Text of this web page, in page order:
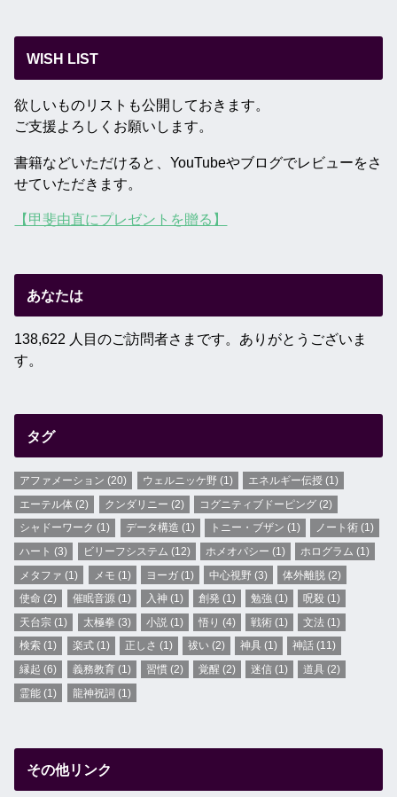
WISH LIST
欲しいものリストも公開しておきます。
ご支援よろしくお願いします。
書籍などいただけると、YouTubeやブログでレビューをさ
せていただきます。
【甲斐由直にプレゼントを贈る】
あなたは
138,622 人目のご訪問者さまです。ありがとうございま
す。
タグ
アファメーション (20) ウェルニッケ野(1) エネルギー伝授(1)
エーテル体 (2) クンダリニー (2) コグニティブドーピング(2)
シャドーワーク (1) データ構造 (1) トニー・ブザン (1) ノート術 (1)
ハート (3) ビリーフシステム (12) ホメオパシー (1) ホログラム (1)
メタファ (1) メモ (1) ヨーガ(1) 中心視野 (3) 体外離脱 (2)
使命 (2) 催眠音源(1) 入神 (1) 創発 (1) 勉強 (1) 呪殺 (1)
天台宗 (1) 太極拳 (3) 小説 (1) 悟り (4) 戦術 (1) 文法 (1)
検索 (1) 楽式(1) 正しさ (1) 祓い (2) 神具 (1) 神話 (11)
縁起 (6) 義務教育(1) 習慣(2) 覚醒 (2) 迷信 (1) 道具 (2)
霊能 (1) 龍神祝詞 (1)
その他リンク